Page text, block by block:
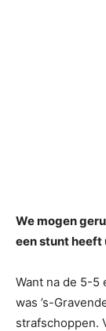
We mogen
een stunt heeft
Want na de 5-5
was ’s-
strafschoppen.